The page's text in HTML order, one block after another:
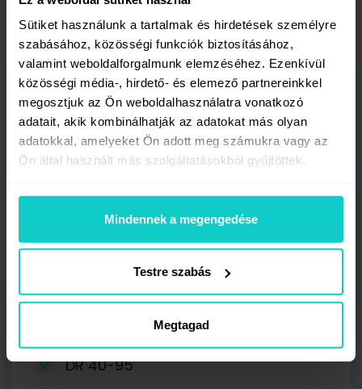
Sütiket használunk a tartalmak és hirdetések személyre
szabásához, közösségi funkciók biztosításához,
valamint weboldalforgalmunk elemzéséhez. Ezenkívül
közösségi média-, hirdető- és elemező partnereinkkel
megosztjuk az Ön weboldalhasználatra vonatkozó
adatait, akik kombinálhatják az adatokat más olyan
adatokkal, amelyeket Ön adott meg számukra vagy az
Ön által használt más szolgáltatásokból gyűjtöttek.
Mindennek a megengedése
Testre szabás
Megtagad
segítségével
Indíts közös kampányokat velünk,
és tapasztald meg, hogyan emelheted
ki márkádat a Digital PR!
Start Csomag
€1,250
Szerezd meg az első értékes linkedet
egy világhírű kiadványtól.
min. 2 publikáció
DR 40-95